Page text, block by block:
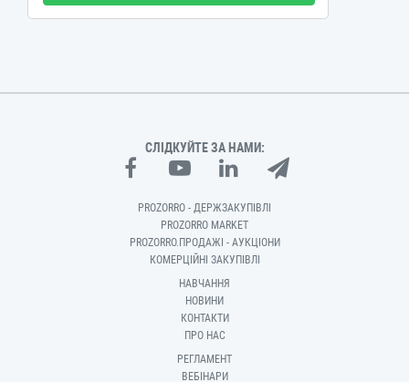
СЛІДКУЙТЕ ЗА НАМИ:
PROZORRO - ДЕРЖЗАКУПІВЛІ
PROZORRO MARKET
PROZORRO.ПРОДАЖІ - АУКЦІОНИ
КОМЕРЦІЙНІ ЗАКУПІВЛІ
НАВЧАННЯ
НОВИНИ
КОНТАКТИ
ПРО НАС
РЕГЛАМЕНТ
ВЕБІНАРИ